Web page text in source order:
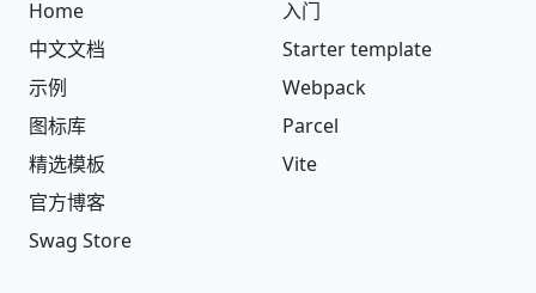
Home
中文文档
示例
图标库
精选模板
官方博客
Swag Store
入门
Starter template
Webpack
Parcel
Vite